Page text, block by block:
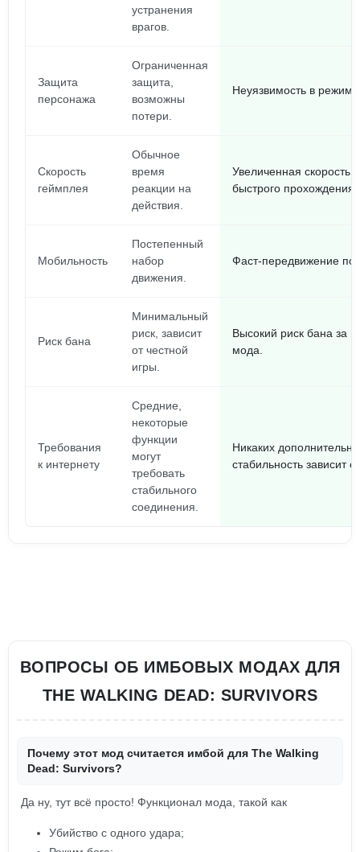
устранения
врагов.
Защита
персонажа
Ограниченная
защита,
возможны
потери.
Неуязвимость в
Скорость
геймплея
Обычное
время
реакции на
действия.
Увеличенная скорость
быстрого прохождения.
Мобильность
Постепенный
набор
движения.
Фаст-передвижение по
Риск бана
Минимальный
риск, зависит
от честной
игры.
Высокий риск бана за
мода.
Требования
к интернету
Средние,
некоторые
функции
могут
требовать
стабильного
соединения.
Никаких
стабильность зависит
ВОПРОСЫ ОБ ИМБОВЫХ МОДАХ ДЛЯ
THE WALKING DEAD: SURVIVORS
Почему этот мод считается имбой для The Walking
Dead: Survivors?
Да ну, тут всё просто! Функционал мода, такой как
Убийство с одного удара;